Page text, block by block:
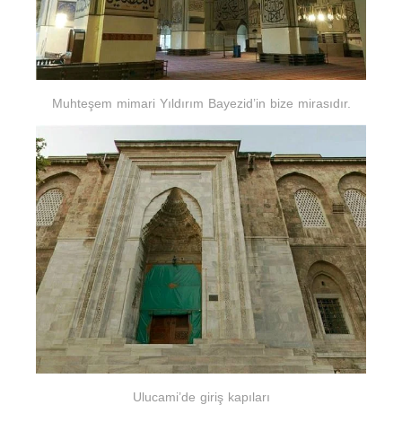
Muhteşem mimari Yıldırım Bayezid’in bize mirasıdır.
Ulucami’de giriş kapıları